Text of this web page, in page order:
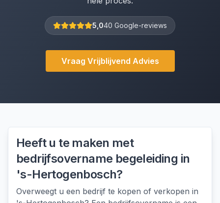
5,040 Google-reviews
Vraag Vrijblijvend Advies
Heeft u te maken met
bedrijfsovername begeleiding in
's-Hertogenbosch?
Overweegt u een bedrijf te kopen of verkopen in